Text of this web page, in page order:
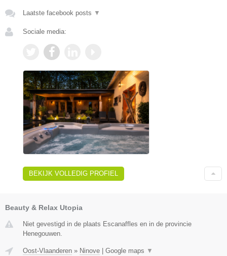
Laatste facebook posts ▼
Sociale media:
BEKIJK VOLLEDIG PROFIEL
Beauty & Relax Utopia
Niet gevestigd in de plaats Escanaffles en in de provincie
Henegouwen.
Oost-Vlaanderen » Ninove | Google maps ▼